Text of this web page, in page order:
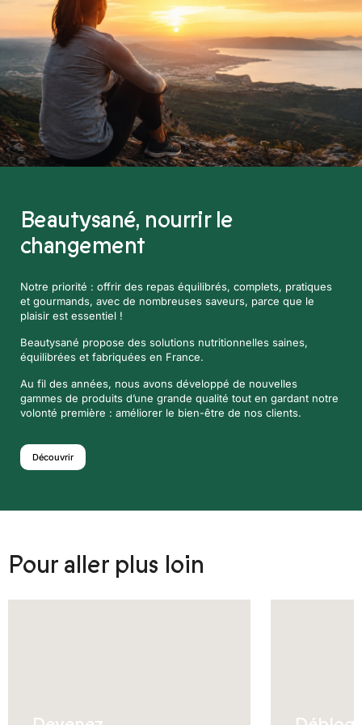
Beautysané, nourrir le
changement
Notre priorité : offrir des repas équilibrés, complets, pratiques
et gourmands, avec de nombreuses saveurs, parce que le
plaisir est essentiel !
Beautysané propose des solutions nutritionnelles saines,
équilibrées et fabriquées en France.
Au fil des années, nous avons développé de nouvelles
gammes de produits d’une grande qualité tout en gardant notre
volonté première : améliorer le bien-être de nos clients.
Découvrir
Pour aller plus loin